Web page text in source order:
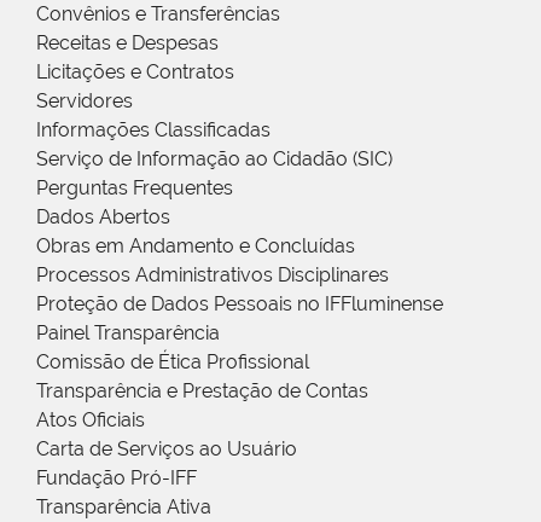
Convênios e Transferências
Receitas e Despesas
Licitações e Contratos
Servidores
Informações Classificadas
Serviço de Informação ao Cidadão (SIC)
Perguntas Frequentes
Dados Abertos
Obras em Andamento e Concluídas
Processos Administrativos Disciplinares
Proteção de Dados Pessoais no IFFluminense
Painel Transparência
Comissão de Ética Profissional
Transparência e Prestação de Contas
Atos Oficiais
Carta de Serviços ao Usuário
Fundação Pró-IFF
Transparência Ativa